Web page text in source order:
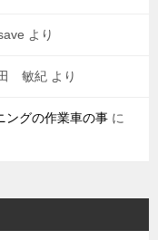
より
敏紀 より
ングの作業車の事 に